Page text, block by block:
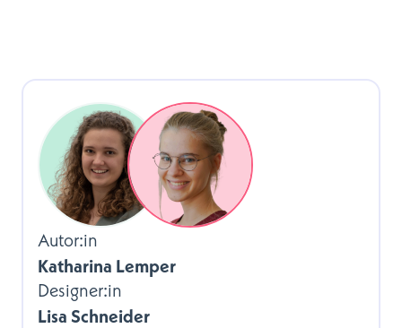
Autor:in
Katharina Lemper
Designer:in
Lisa Schneider